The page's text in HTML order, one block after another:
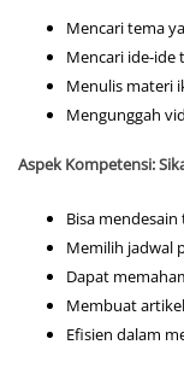
Mencari tema
Mencari ide-ide
Menulis materi
Mengunggah
Aspek Kompetensi:
Bisa
Memilih jadwal
Dapat
Membuat
Efisien dalam